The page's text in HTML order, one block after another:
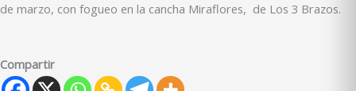
de marzo, con fogueo en la cancha Miraflores, de Los 3 Brazos.
Compartir